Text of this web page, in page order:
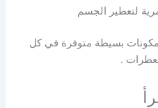
لتعطير الجسم
بسيطة متوفرة في كل
.